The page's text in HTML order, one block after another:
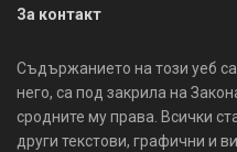
За контакт
Съдържанието на този уеб
него, са под закрила на
сродните му права. Всички
други текстови, графични и